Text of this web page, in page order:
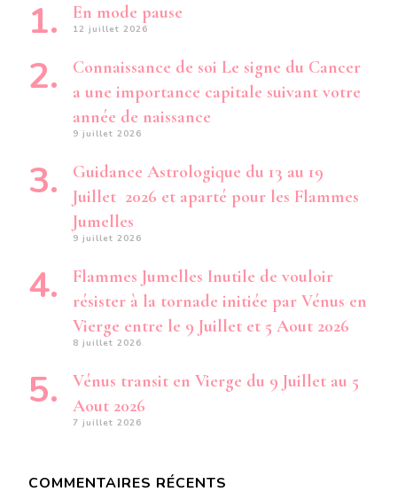
En mode pause
12 juillet 2026
Connaissance de soi Le signe du Cancer
a une importance capitale suivant votre
année de naissance
9 juillet 2026
Guidance Astrologique du 13 au 19
Juillet 2026 et aparté pour les Flammes
Jumelles
9 juillet 2026
Flammes Jumelles Inutile de vouloir
résister à la tornade initiée par Vénus en
Vierge entre le 9 Juillet et 5 Aout 2026
8 juillet 2026
Vénus transit en Vierge du 9 Juillet au 5
Aout 2026
7 juillet 2026
COMMENTAIRES RÉCENTS